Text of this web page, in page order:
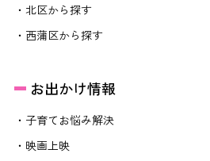
・北区から探す
・西蒲区から探す
お出かけ情報
・子育てお悩み解決
・映画上映